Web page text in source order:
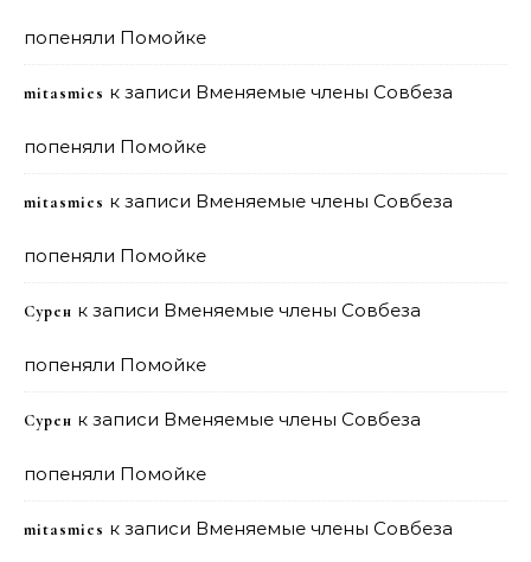
попеняли Помойке
mitasmies к записи Вменяемые члены Совбеза
попеняли Помойке
mitasmies к записи Вменяемые члены Совбеза
попеняли Помойке
Сурен к записи Вменяемые члены Совбеза
попеняли Помойке
Сурен к записи Вменяемые члены Совбеза
попеняли Помойке
mitasmies к записи Вменяемые члены Совбеза